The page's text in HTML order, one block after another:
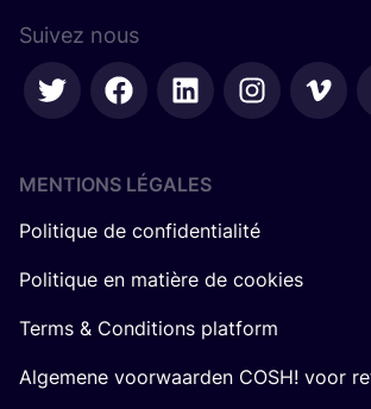
Suivez nous
MENTIONS LÉGALES
Politique de confidentialité
Politique en matière de cookies
Terms & Conditions platform
Algemene voorwaarden COSH! voor